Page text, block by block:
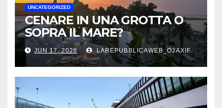
UNCATEGORIZED
CENARE IN UNA GROTTA O
SOPRA IL MARE?
JUN 17, 2026 LAREPUBBLICAWEB_O2AXIF